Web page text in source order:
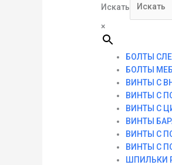
Искать
×
БОЛТЫ
БОЛТЫ
ВИНТЫ С
ВИНТЫ С
ВИНТЫ С
ВИНТЫ
ВИНТЫ С
ВИНТЫ С
ШПИЛЬКИ